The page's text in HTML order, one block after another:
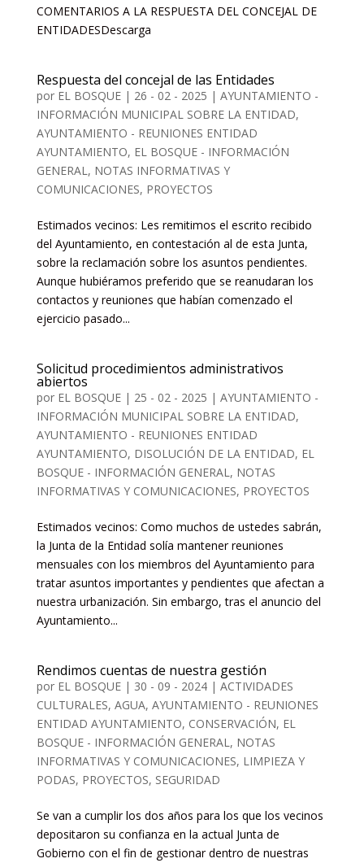
COMENTARIOS A LA RESPUESTA DEL CONCEJAL DE
ENTIDADESDescarga
Respuesta del concejal de las Entidades
por EL BOSQUE| 26 - 02 - 2025 | AYUNTAMIENTO -
INFORMACIÓN MUNICIPAL SOBRE LA ENTIDAD,
AYUNTAMIENTO - REUNIONES ENTIDAD
AYUNTAMIENTO, EL BOSQUE - INFORMACIÓN
GENERAL, NOTAS INFORMATIVAS Y
COMUNICACIONES, PROYECTOS
Estimados vecinos: Les remitimos el escrito recibido
del Ayuntamiento, en contestación al de esta Junta,
sobre la reclamación sobre los asuntos pendientes.
Aunque hubiéramos preferido que se reanudaran los
contactos y reuniones que habían comenzado el
ejercicio pasado...
Solicitud procedimientos administrativos
abiertos
por EL BOSQUE| 25 - 02 - 2025 | AYUNTAMIENTO -
INFORMACIÓN MUNICIPAL SOBRE LA ENTIDAD,
AYUNTAMIENTO - REUNIONES ENTIDAD
AYUNTAMIENTO, DISOLUCIÓN DE LA ENTIDAD, EL
BOSQUE - INFORMACIÓN GENERAL, NOTAS
INFORMATIVAS Y COMUNICACIONES, PROYECTOS
Estimados vecinos: Como muchos de ustedes sabrán,
la Junta de la Entidad solía mantener reuniones
mensuales con los miembros del Ayuntamiento para
tratar asuntos importantes y pendientes que afectan a
nuestra urbanización. Sin embargo, tras el anuncio del
Ayuntamiento...
Rendimos cuentas de nuestra gestión
por EL BOSQUE| 30 - 09 - 2024| ACTIVIDADES
CULTURALES, AGUA, AYUNTAMIENTO - REUNIONES
ENTIDAD AYUNTAMIENTO, CONSERVACIÓN, EL
BOSQUE - INFORMACIÓN GENERAL, NOTAS
INFORMATIVAS Y COMUNICACIONES, LIMPIEZA Y
PODAS, PROYECTOS, SEGURIDAD
Se van a cumplir los dos años para los que los vecinos
depositaron su confianza en la actual Junta de
Gobierno con el fin de gestionar dentro de nuestras